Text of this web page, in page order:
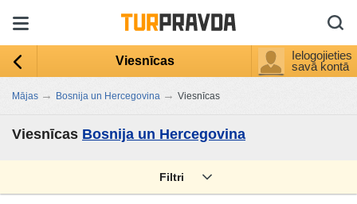
Viesnīcas
Ielogojieties
savā kontā
Mājas → Bosnija un Hercegovina → Viesnīcas
Viesnīcas Bosnija un Hercegovina
Filtri